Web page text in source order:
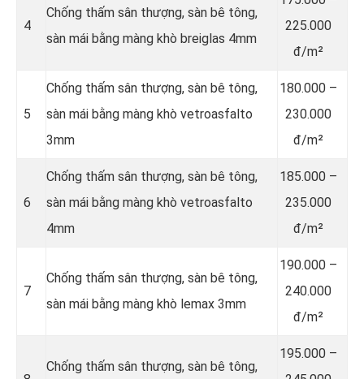
4
Chống thấm sân thượng, sàn bê tông,
sàn mái bằng màng khò breiglas 4mm
225.000
đ/m²
5
Chống thấm sân thượng, sàn bê tông,
sàn mái bằng màng khò vetroasfalto
3mm
180.000 –
230.000
đ/m²
6
Chống thấm sân thượng, sàn bê tông,
sàn mái bằng màng khò vetroasfalto
4mm
185.000 –
235.000
đ/m²
7
Chống thấm sân thượng, sàn bê tông,
sàn mái bằng màng khò lemax 3mm
190.000 –
240.000
đ/m²
Chống thấm sân thượng, sàn bê tông,
195.000 –